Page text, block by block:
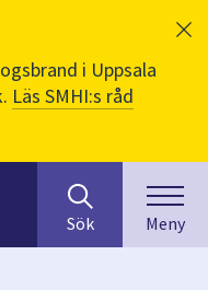
i Uppsala
Läs SMHI:s råd
efter
innehåll
på
Sök Meny